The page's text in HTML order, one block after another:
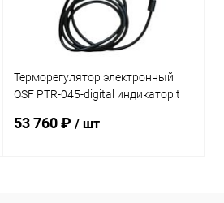
Терморегулятор электронный
OSF PTR-045-digital индикатор t
(318.268.2002)
53 760 ₽/ шт